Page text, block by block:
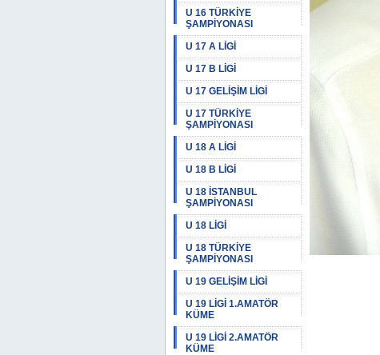
U 16 TÜRKİYE
ŞAMPİYONASI
U 17 A LİGİ
U 17 B LİGİ
U 17 GELİŞİM LİGİ
U 17 TÜRKİYE
ŞAMPİYONASI
U 18 A LİGİ
U 18 B LİGİ
U 18 İSTANBUL
ŞAMPİYONASI
U 18 LİGİ
U 18 TÜRKİYE
ŞAMPİYONASI
U 19 GELİŞİM LİGİ
U 19 LİGİ 1.AMATÖR
KÜME
U 19 LİGİ 2.AMATÖR
KÜME